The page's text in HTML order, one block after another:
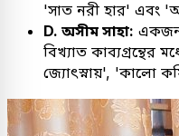
'সাত নরী হার' এবং
D. অসীম সাহা: একজন
বিখ্যাত কাব্যগ্রন্থের
জ্যোৎস্নায়', 'কালো